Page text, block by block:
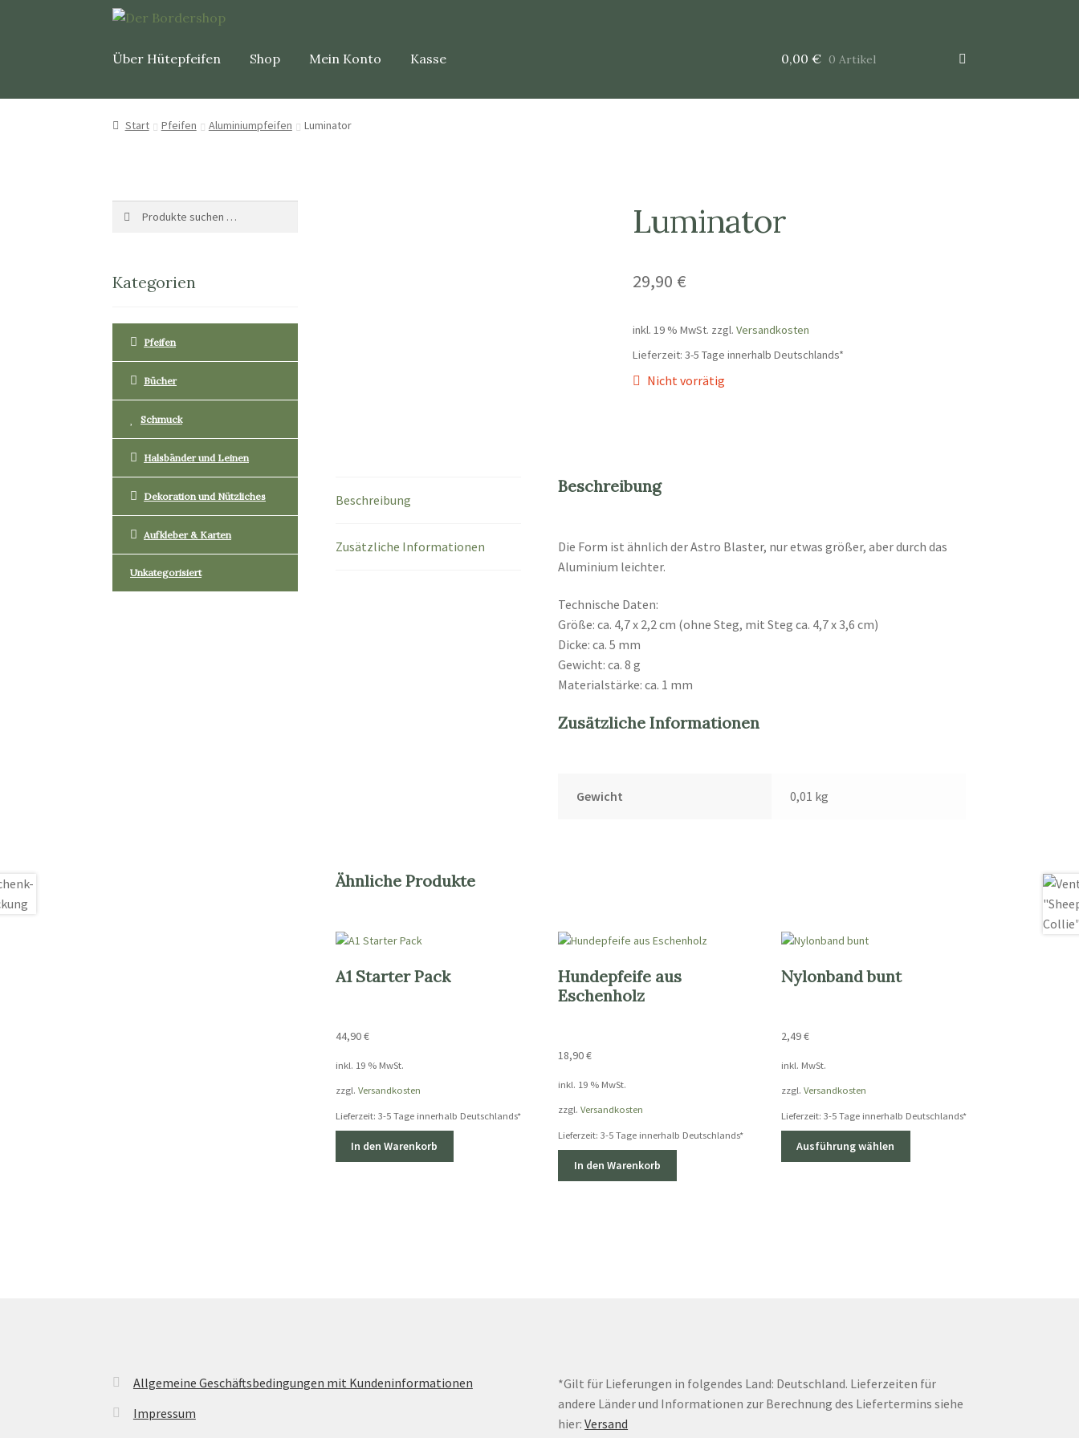
Über Hütepfeifen Shop Mein Konto Kasse 0,00 € 0 Artikel
Start Pfeifen Aluminiumpfeifen Luminator
Luminator
29,90 €
inkl. 19 % MwSt. zzgl. Versandkosten
Lieferzeit: 3-5 Tage innerhalb Deutschlands*
Nicht vorrätig
Beschreibung
Zusätzliche Informationen
Beschreibung
Die Form ist ähnlich der Astro Blaster, nur etwas größer, aber durch das
Aluminium leichter.
Technische Daten:
Größe: ca. 4,7 x 2,2 cm (ohne Steg, mit Steg ca. 4,7 x 3,6 cm)
Dicke: ca. 5 mm
Gewicht: ca. 8 g
Materialstärke: ca. 1 mm
Zusätzliche Informationen
Gewicht 0,01 kg
Ähnliche Produkte
A1 Starter Pack
44,90€
inkl. 19 % MwSt.
zzgl. Versandkosten
Lieferzeit: 3-5 Tage innerhalb Deutschlands*
In den Warenkorb
Hundepfeife aus
Eschenholz
18,90€
inkl. 19 % MwSt.
zzgl.Versandkosten
Lieferzeit:3-5 Tage innerhalb Deutschlands*
In den Warenkorb
Nylonband bunt
2,49€
inkl. MwSt.
zzgl. Versandkosten
Lieferzeit: 3-5 Tage innerhalb Deutschlands*
Ausführung wählen
Kategorien
Pfeifen
Bücher
Schmuck
Halsbänder und Leinen
Dekoration und Nützliches
Aufkleber & Karten
Unkategorisiert
Allgemeine Geschäftsbedingungen mit Kundeninformationen
Impressum
*Gilt für Lieferungen in folgendes Land: Deutschland. Lieferzeiten für
andere Länder und Informationen zur Berechnung des Liefertermins siehe
hier:Versand